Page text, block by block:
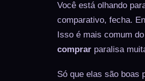
Você está olhando
comparativo, fecha.
Isso é mais comum
comprar paralisa
Só que elas são boas